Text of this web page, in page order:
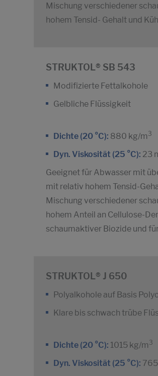
Mischung verschiedener
hohem Tensid- Gehalt und
STRUKTOL® SB 543
Modifizierte Fettalkohole
Gelbliche Flüssigkeit
Dichte (20 °C): 880 kg/m 3
Dyn. Viskosität (25 °C): 23
Geeignet für Abwasser mit
mit relativ hohem Tensid-
Mischung verschiedener
hohem Anteil an Cellulose-
schaumaktiver Biozide und
STRUKTOL® J 650
Polyalkohole auf Basis
Klare bis schwach trübe
Dichte (20 °C): 1015 kg/m 3
Dyn. Viskosität (25 °C):